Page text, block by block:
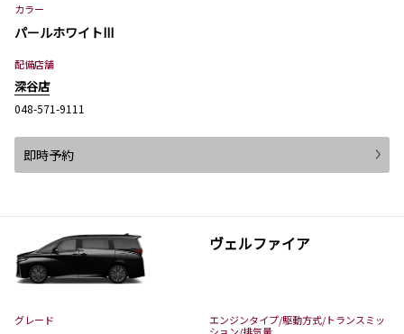
カラー
パールホワイトIII
配備店舗
深谷店
048-571-9111
即時予約
ヴェルファイア
グレード エンジンタイプ/駆動方式/トランスミッ